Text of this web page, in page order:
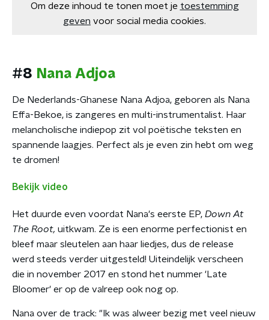
Om deze inhoud te tonen moet je toestemming
geven voor social media cookies.
#8 Nana Adjoa
De Nederlands-Ghanese Nana Adjoa, geboren als Nana
Effa-Bekoe, is zangeres en multi-instrumentalist. Haar
melancholische indiepop zit vol poëtische teksten en
spannende laagjes. Perfect als je even zin hebt om weg
te dromen!
Bekijk video
Het duurde even voordat Nana's eerste EP, Down At
The Root, uitkwam. Ze is een enorme perfectionist en
bleef maar sleutelen aan haar liedjes, dus de release
werd steeds verder uitgesteld! Uiteindelijk verscheen
die in november 2017 en stond het nummer 'Late
Bloomer' er op de valreep ook nog op.
Nana over de track: "Ik was alweer bezig met veel nieuw